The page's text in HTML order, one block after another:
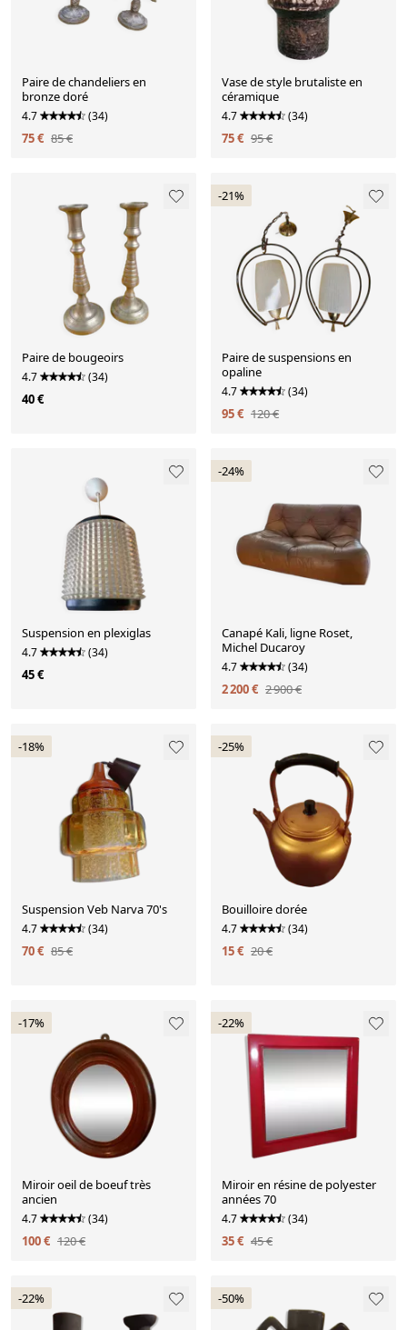
Paire de chandeliers en
bronze doré
4.7 (34)
75 € 85 €
Vase de style brutaliste en
céramique
4.7 (34)
75 € 95 €
Paire de bougeoirs
4.7 (34)
40 €
-21%
Paire de suspensions en
opaline
4.7 (34)
95 € 120 €
Suspension en plexiglas
4.7 (34)
45 €
-24%
Canapé Kali, ligne Roset,
Michel Ducaroy
4.7 (34)
2 200 € 2 900 €
-18%
Suspension Veb Narva 70's
4.7 (34)
70 € 85 €
-25%
Bouilloire dorée
4.7 (34)
15 € 20 €
-17%
Miroir oeil de boeuf très
ancien
4.7 (34)
100 € 120 €
-22%
Miroir en résine de polyester
années 70
4.7 (34)
35 € 45 €
-22% -50%